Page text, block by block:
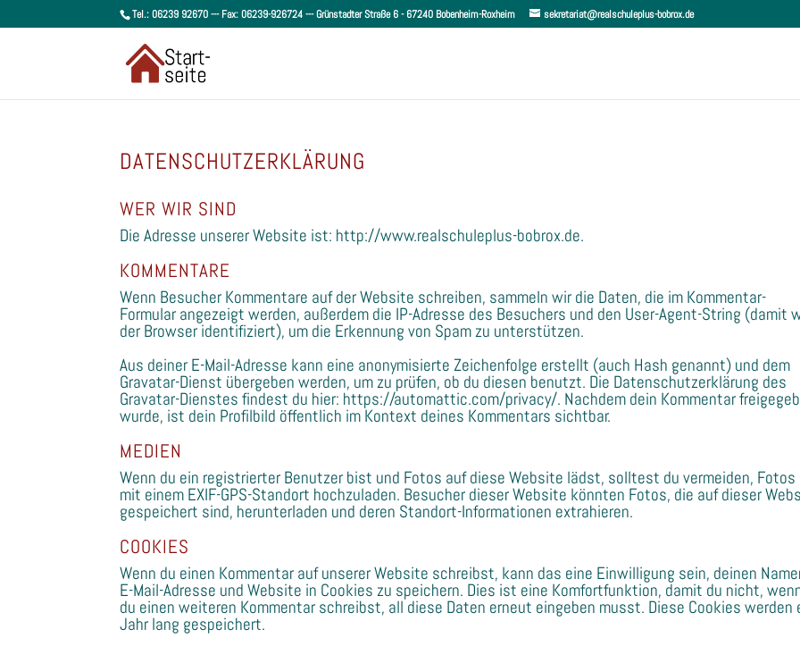
Tel.: 06239 92670 --- Fax: 06239-926724 --- Grünstadter Straße 6 - 67240 Bobenheim-Roxheim sekretariat@realschuleplus-bobrox.de
DATENSCHUTZERKLÄRUNG
WER WIR SIND
Die Adresse unserer Website ist: http://www.realschuleplus-bobrox.de.
KOMMENTARE
Wenn Besucher Kommentare auf der Website schreiben, sammeln wir die Daten, die im Kommentar-
Formular angezeigt werden, außerdem die IP-Adresse des Besuchers und den User-Agent-String (damit
der Browser identifiziert), um die Erkennung von Spam zu unterstützen.
Aus deiner E-Mail-Adresse kann eine anonymisierte Zeichenfolge erstellt (auch Hash genannt) und dem
Gravatar-Dienst übergeben werden, um zu prüfen, ob du diesen benutzt. Die Datenschutzerklärung des
Gravatar-Dienstes findest du hier: https://automattic.com/privacy/. Nachdem dein Kommentar
wurde, ist dein Profilbild öffentlich im Kontext deines Kommentars sichtbar.
MEDIEN
Wenn du ein registrierter Benutzer bist und Fotos auf diese Website lädst, solltest du vermeiden, Fotos
mit einem EXIF-GPS-Standort hochzuladen. Besucher dieser Website könnten Fotos, die auf dieser
gespeichert sind, herunterladen und deren Standort-Informationen extrahieren.
COOKIES
Wenn du einen Kommentar auf unserer Website schreibst, kann das eine Einwilligung sein, deinen
E-Mail-Adresse und Website in Cookies zu speichern. Dies ist eine Komfortfunktion, damit du nicht,
du einen weiteren Kommentar schreibst, all diese Daten erneut eingeben musst. Diese Cookies werden
Jahr lang gespeichert.